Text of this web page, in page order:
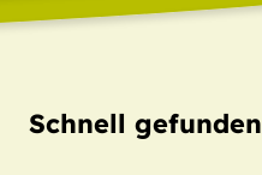
Schnell gefunden